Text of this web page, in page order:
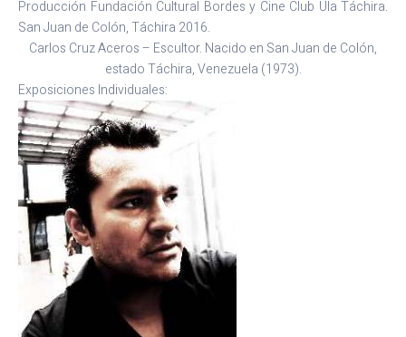
Producción Fundación Cultural Bordes y Cine Club Ula Táchira.
San Juan de Colón, Táchira 2016.
Carlos Cruz Aceros – Escultor. Nacido en San Juan de Colón,
estado Táchira, Venezuela (1973).
Exposiciones Individuales: